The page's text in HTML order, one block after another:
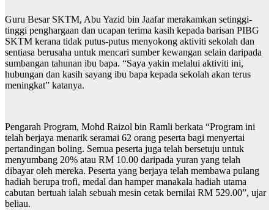
Guru Besar SKTM, Abu Yazid bin Jaafar merakamkan setinggi-
tinggi penghargaan dan ucapan terima kasih kepada barisan PIBG
SKTM kerana tidak putus-putus menyokong aktiviti sekolah dan
sentiasa berusaha untuk mencari sumber kewangan selain daripada
sumbangan tahunan ibu bapa. “Saya yakin melalui aktiviti ini,
hubungan dan kasih sayang ibu bapa kepada sekolah akan terus
meningkat” katanya.
Pengarah Program, Mohd Raizol bin Ramli berkata “Program ini
telah berjaya menarik seramai 62 orang peserta bagi menyertai
pertandingan boling. Semua peserta juga telah bersetuju untuk
menyumbang 20% atau RM 10.00 daripada yuran yang telah
dibayar oleh mereka. Peserta yang berjaya telah membawa pulang
hadiah berupa trofi, medal dan hamper manakala hadiah utama
cabutan bertuah ialah sebuah mesin cetak bernilai RM 529.00”, ujar
beliau.